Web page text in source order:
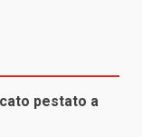
pestato a